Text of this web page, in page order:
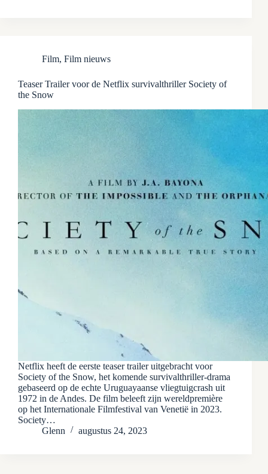
Film, Film nieuws
Teaser Trailer voor de Netflix survivalthriller Society of
the Snow
Netflix heeft de eerste teaser trailer uitgebracht voor
Society of the Snow, het komende survivalthriller-drama
gebaseerd op de echte Uruguayaanse vliegtuigcrash uit
1972 in de Andes. De film beleeft zijn wereldpremière
op het Internationale Filmfestival van Venetië in 2023.
Society…
Glenn
augustus 24, 2023